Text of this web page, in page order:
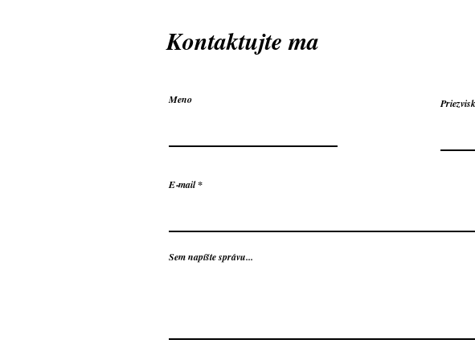
Kontaktujte ma
Meno
E‑mail
Sem napíšte správu...